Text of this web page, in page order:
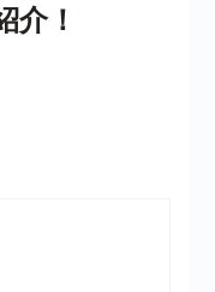
介！